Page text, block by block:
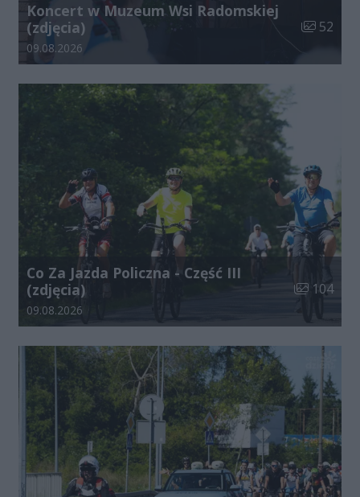
Koncert w Muzeum Wsi Radomskiej
(zdjęcia)
Liczba
52
Data dodania galerii:
09.08.2026
Co Za Jazda Policzna - Część III
(zdjęcia)
Liczba
104
Data dodania galerii:
09.08.2026